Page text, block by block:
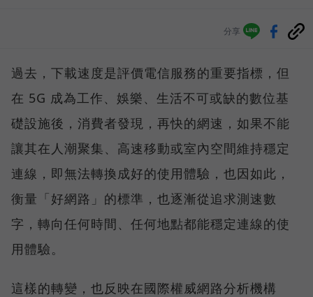
分享
過去，下載速度是評價電信服務的重要指標，但
在 5G 成為工作、娛樂、生活不可或缺的數位基
礎設施後，消費者發現，再快的網速，如果不能
讓其在人潮聚集、高速移動或室內空間維持穩定
連線，即無法轉換成好的使用體驗，也因如此，
衡量「好網路」的標準，也逐漸從追求測速數
字，轉向任何時間、任何地點都能穩定連線的使
用體驗。
這樣的轉變，也反映在國際權威網路分析機構